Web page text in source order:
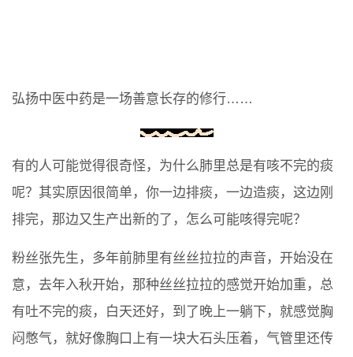
弘扬中医中药是一场善意长存的修行……
有的人可能觉得很奇怪，为什么肺里总是有咳不完的痰
呢？其实原因很简单，你一边排痰，一边造痰，这边刚
排完，那边又生产出新的了，怎么可能咳得完呢？
粉丝张先生，多年前肺里有丝丝拉拉的声音，开始没在
意，去年入秋开始，那种丝丝拉拉的感觉开始加重，总
有吐不完的痰，白天还好，到了晚上一躺下，就感觉胸
闷憋气，就好像胸口上有一块大石头压着，气管里还传